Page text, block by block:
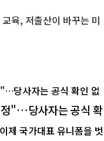
"…당사자는 공식 확